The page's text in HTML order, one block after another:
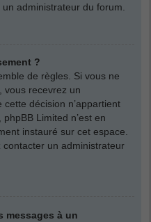
administrateur du forum.
?
de règles. Si vous ne
vous recevrez un
décision n’appartient
Limited n’est en
instauré sur cet espace.
contacter un administrateur
messages à un